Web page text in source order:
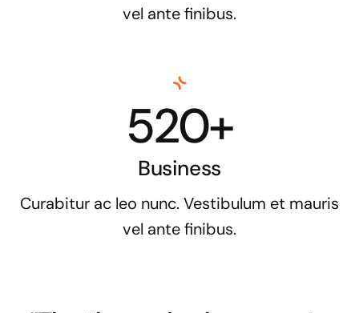
vel ante finibus.
520+
Business
Curabitur ac leo nunc. Vestibulum et mauris
vel ante finibus.